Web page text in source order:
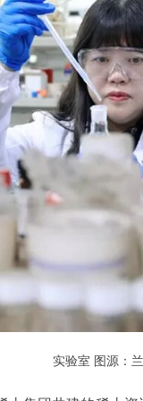
实验室 图源：